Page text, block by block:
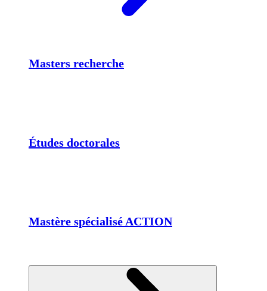
Masters recherche
Études doctorales
Mastère spécialisé ACTION